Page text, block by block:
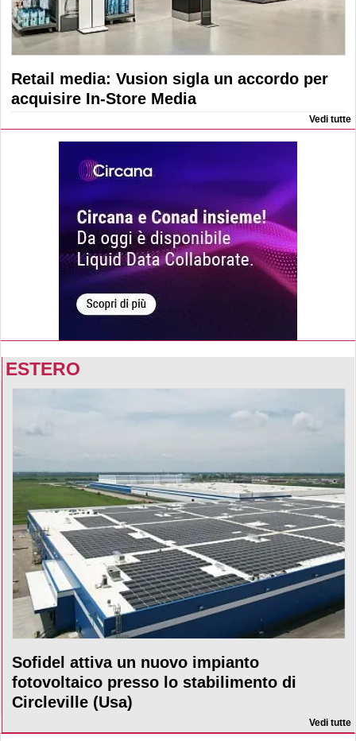
Retail media: Vusion sigla un accordo per
acquisire In-Store Media
Vedi tutte
ESTERO
Sofidel attiva un nuovo impianto
fotovoltaico presso lo stabilimento di
Circleville (Usa)
Vedi tutte